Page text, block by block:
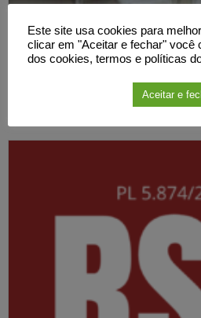
Relato sobre a
regulamentação do PL do
deliberações da
Este site usa cookies para
clicar em "Aceitar e fechar" você
dos cookies, termos e políticas
Aceitar e